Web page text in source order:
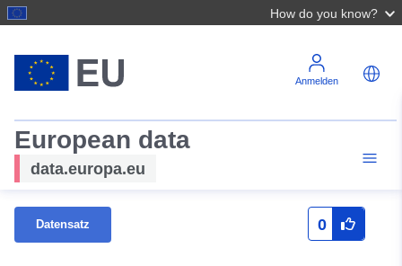
How do you know?
Anmelden
European data
data.europa.eu
Datensatz 0